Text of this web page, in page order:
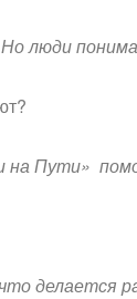
Но люди
на Пути»
делается